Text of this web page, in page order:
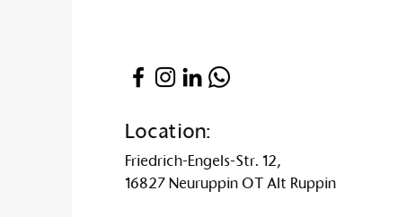
Location:
Friedrich-Engels-Str. 12,
16827 Neuruppin OT Alt Ruppin